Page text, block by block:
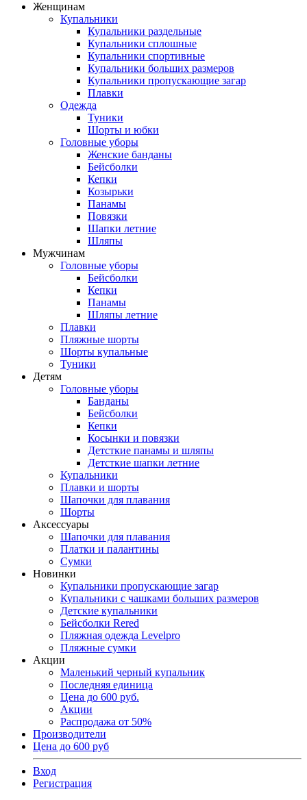
Женщинам
Купальники
Купальники раздельные
Купальники сплошные
Купальники спортивные
Купальники больших размеров
Купальники пропускающие загар
Плавки
Одежда
Туники
Шорты и юбки
Головные уборы
Женские банданы
Бейсболки
Кепки
Козырьки
Панамы
Повязки
Шапки летние
Шляпы
Мужчинам
Головные уборы
Бейсболки
Кепки
Панамы
Шляпы летние
Плавки
Пляжные шорты
Шорты купальные
Туники
Детям
Головные уборы
Банданы
Бейсболки
Кепки
Косынки и повязки
Детсткие панамы и шляпы
Детсткие шапки летние
Купальники
Плавки и шорты
Шапочки для плавания
Шорты
Аксессуары
Шапочки для плавания
Платки и палантины
Сумки
Новинки
Купальники пропускающие загар
Купальники с чашками больших размеров
Детские купальники
Бейсболки Rered
Пляжная одежда Levelpro
Пляжные сумки
Акции
Маленький черный купальник
Последняя единица
Цена до 600 руб.
Акции
Распродажа от 50%
Производители
Цена до 600 руб
Вход
Регистрация